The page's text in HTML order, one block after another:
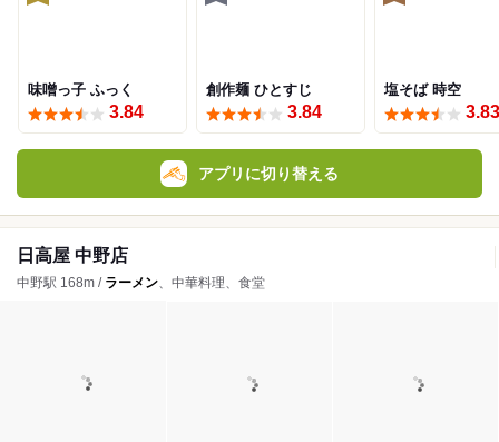
味噌っ子 ふっく
3.84
創作麺 ひとすじ
3.84
塩そば 時空
3.83
アプリに切り替える
日高屋 中野店
中野駅 168m / ラーメン、中華料理、食堂